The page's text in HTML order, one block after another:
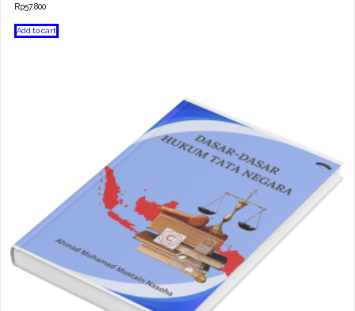
Rp57.800
Add to cart